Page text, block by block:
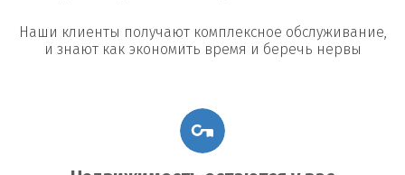
Наши клиенты получают комплексное обслуживание,
и знают как экономить время и беречь нервы